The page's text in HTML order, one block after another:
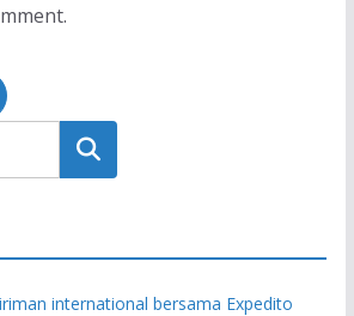
Search
international bersama Expedito